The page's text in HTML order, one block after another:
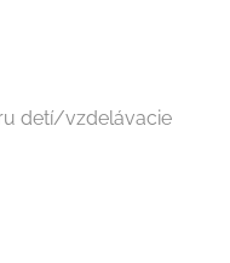
detí/vzdelávacie